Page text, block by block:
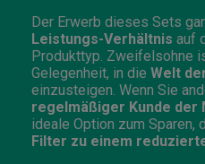
Der Erwerb dieses Sets
Leistungs-Verhältnis auf
Produkttyp. Zweifelsohne
Gelegenheit, in die Welt
einzusteigen. Wenn Sie
regelmäßiger Kunde der
ideale Option zum Sparen,
Filter zu einem